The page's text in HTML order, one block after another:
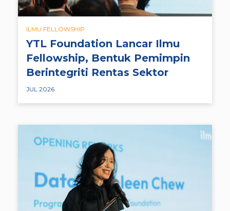
ILMU FELLOWSHIP
YTL Foundation Lancar Ilmu
Fellowship, Bentuk Pemimpin
Berintegriti Rentas Sektor
JUL 2026